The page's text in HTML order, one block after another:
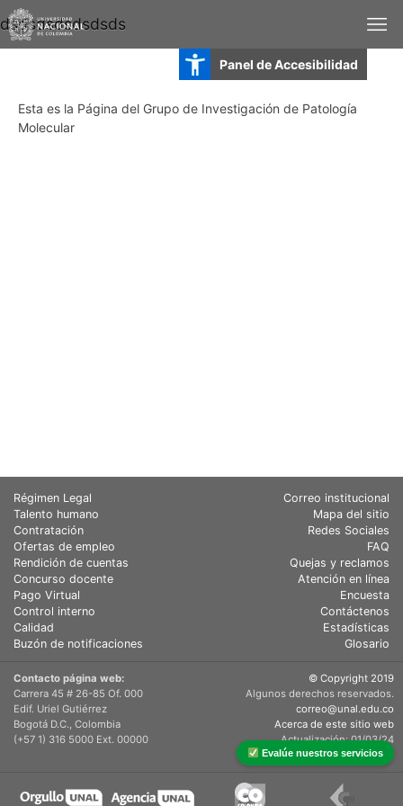
dsdsdsdsdsdsds
Panel de Accesibilidad
Esta es la Página del Grupo de Investigación de Patología
Molecular
Régimen Legal
Talento humano
Contratación
Ofertas de empleo
Rendición de cuentas
Concurso docente
Pago Virtual
Control interno
Calidad
Buzón de notificaciones
Correo institucional
Mapa del sitio
Redes Sociales
FAQ
Quejas y reclamos
Atención en línea
Encuesta
Contáctenos
Estadísticas
Glosario
Contacto página web:
Carrera 45 # 26-85 Of. 000
Edif. Uriel Gutiérrez
Bogotá D.C., Colombia
(+57 1) 316 5000 Ext. 00000
© Copyright 2019
Algunos derechos reservados.
correo@unal.edu.co
Acerca de este sitio web
Actualización: 01/03/24
Evalúe nuestros servicios